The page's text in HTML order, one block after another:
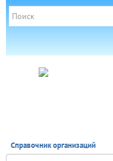
Справочник организаций